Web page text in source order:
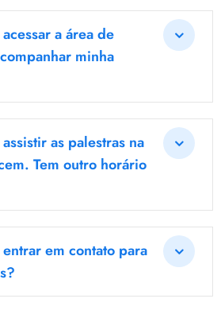
a área de
minha
as palestras na
Tem outro horário
em contato para